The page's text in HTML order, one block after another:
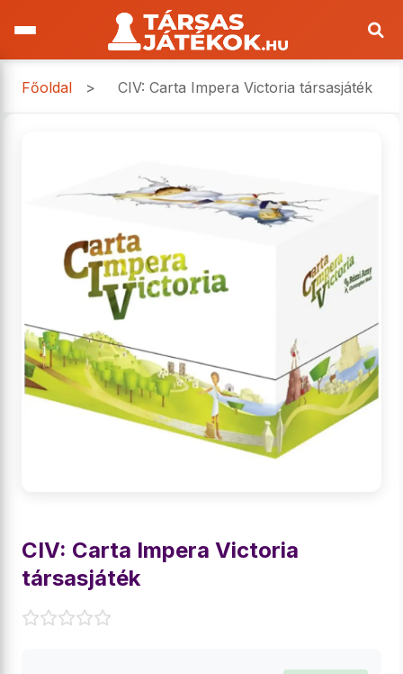
Főoldal > CIV: Carta Impera Victoria társasjáték
CIV: Carta Impera Victoria
társasjáték